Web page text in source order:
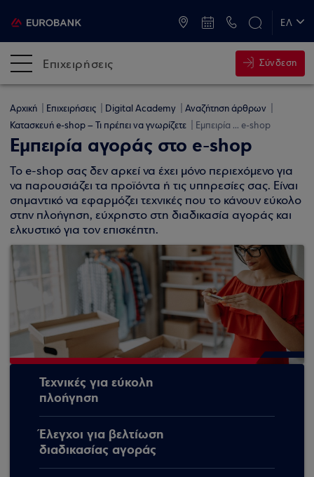
ΕΛ
Επιχειρήσεις Σύνδεση
Αρχική Επιχειρήσεις Digital Academy
Αναζήτηση άρθρων
Κατασκευή e-shop – Τι πρέπει να γνωρίζετε
Εμπειρία ... e-shop
Εμπειρία αγοράς στο e-shop
Το e-shop σας δεν αρκεί να έχει μόνο περιεχόμενο για
να παρουσιάζει τα προϊόντα ή τις υπηρεσίες σας. Είναι
σημαντικό να εφαρμόζει τεχνικές που το κάνουν εύκολο
στην πλοήγηση, εύχρηστο στη διαδικασία αγοράς και
ελκυστικό για τον επισκέπτη.
Τεχνικές για εύκολη
πλοήγηση
Έλεγχοι για βελτίωση
διαδικασίας αγοράς